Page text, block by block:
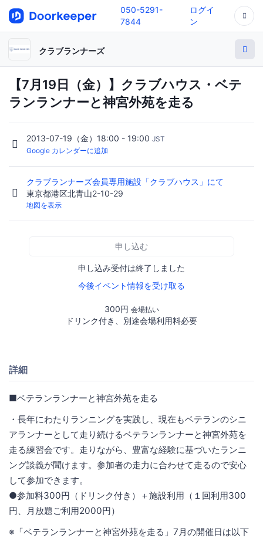
050-5291-
7844
ログイ
ン
クラブランナーズ
【7月19日（金）】クラブハウス・ベテ
ランランナーと神宮外苑を走る
2013-07-19（金）18:00 - 19:00 JST
Google カレンダーに追加
クラブランナーズ会員専用施設「クラブハウス」にて
東京都港区北青山2-10-29
地図を表示
申し込む
申し込み受付は終了しました
今後イベント情報を受け取る
300円 会場払い
ドリンク付き、別途会場利用料必要
詳細
■ベテランランナーと神宮外苑を走る
・長年にわたりランニングを実践し、現在もベテランのシニ
アランナーとして走り続けるベテランランナーと神宮外苑を
走る練習会です。走りながら、豊富な経験に基づいたランニ
ング談義が聞けます。参加者の走力に合わせて走るので安心
して参加できます。
●参加料300円（ドリンク付き）＋施設利用（１回利用300
円、月放題ご利用2000円）
※「ベテランランナーと神宮外苑を走る」7月の開催日は以下